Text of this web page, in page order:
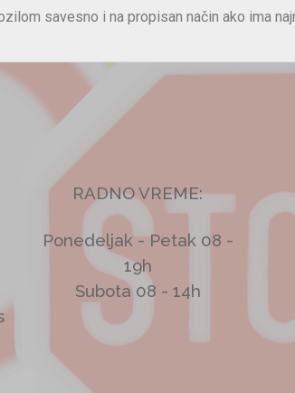
savesno i na propisan način ako ima
RADNO VREME:
Ponedeljak - Petak 08 -
19h
Subota 08 - 14h